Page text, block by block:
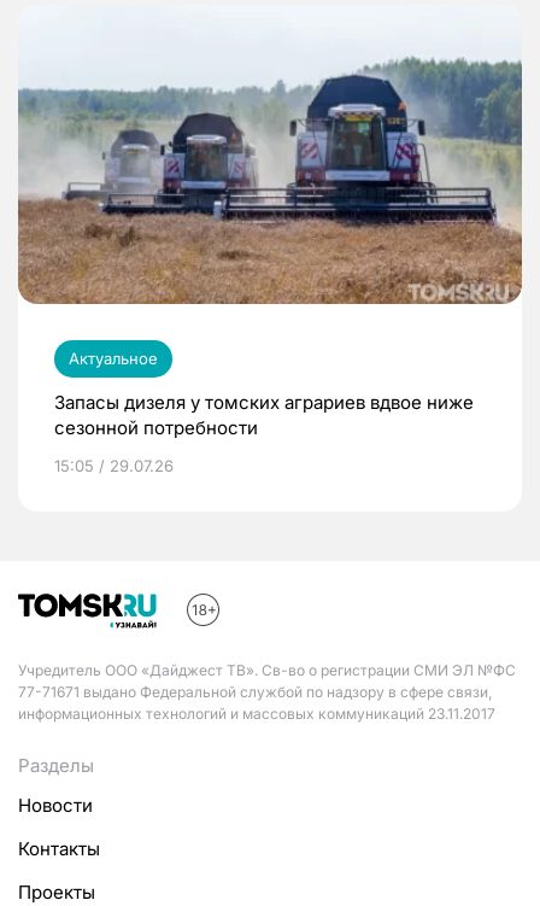
Актуальное
Запасы дизеля у томских аграриев вдвое ниже
сезонной потребности
15:05 / 29.07.26
Учредитель ООО «Дайджест ТВ». Св-во о регистрации СМИ ЭЛ №ФС
77-71671 выдано Федеральной службой по надзору в сфере связи,
информационных технологий и массовых коммуникаций 23.11.2017
Разделы
Новости
Контакты
Проекты